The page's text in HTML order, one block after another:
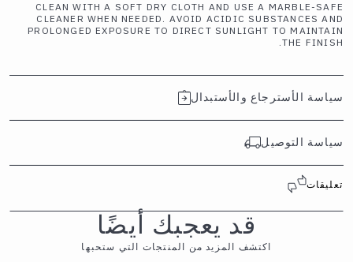
CLEAN WITH A SOFT DRY CLOTH AND USE A MARBLE-SAFE
CLEANER WHEN NEEDED. AVOID ACIDIC SUBSTANCES AND
PROLONGED EXPOSURE TO DIRECT SUNLIGHT TO MAINTAIN
THE FINISH.
سياسة الأسترجاع والأستبدال
سياسة التوصيل
تعليقات
قد يعجبك أيضًا
اكتشف المزيد من المنتجات التي ستحبها